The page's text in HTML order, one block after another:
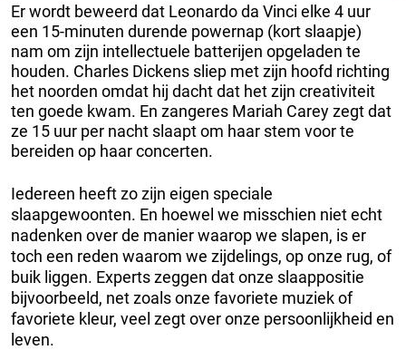
Er wordt beweerd dat Leonardo da Vinci elke 4 uur
een 15-minuten durende powernap (kort slaapje)
nam om zijn intellectuele batterijen opgeladen te
houden. Charles Dickens sliep met zijn hoofd richting
het noorden omdat hij dacht dat het zijn creativiteit
ten goede kwam. En zangeres Mariah Carey zegt dat
ze 15 uur per nacht slaapt om haar stem voor te
bereiden op haar concerten.
Iedereen heeft zo zijn eigen speciale
slaapgewoonten. En hoewel we misschien niet echt
nadenken over de manier waarop we slapen, is er
toch een reden waarom we zijdelings, op onze rug, of
buik liggen. Experts zeggen dat onze slaappositie
bijvoorbeeld, net zoals onze favoriete muziek of
favoriete kleur, veel zegt over onze persoonlijkheid en
leven.